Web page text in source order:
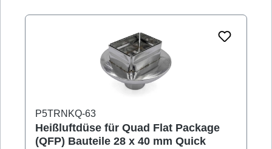
P5TRNKQ-63
Heißluftdüse für Quad Flat Package
(QFP) Bauteile 28 x 40 mm Quick